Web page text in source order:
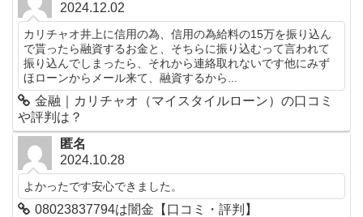
2024.12.02
カリチャオ井上に信用の為、信用の為給料の15万を振り込ん
で貰ったら融資するお金と、そちらに振り込むって言われて
振り込んでしまったら、それから連絡取れないです他にみず
ほローンからメール来て、融資するから...
金融｜カリチャオ（マイスタイルローン）の口コミ
や評判は？
匿名
2024.10.28
よかったです安心できました。
08023837794は闇金【口コミ・評判】